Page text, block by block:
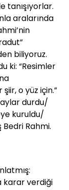
tanışıyorlar.
aralarında
biliyoruz.
ki: “Resimler
o yüz için.”
durdu/
kuruldu/
Rahmi.
karar verdiği